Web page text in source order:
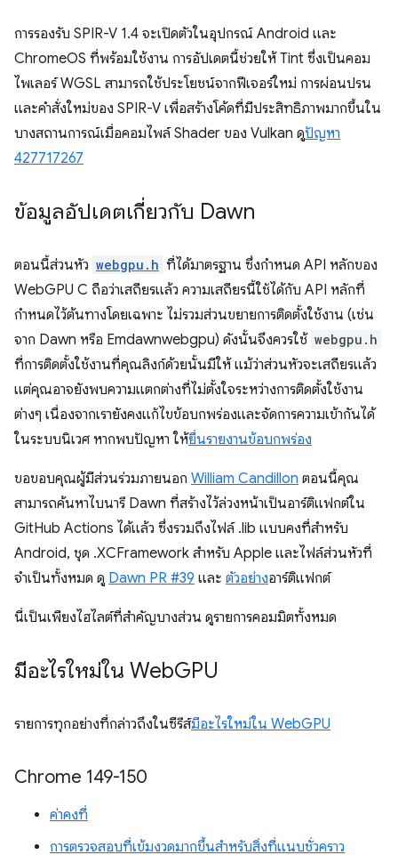
การรองรับ SPIR-V 1.4 จะเปิดตัวในอุปกรณ์ Android และ
ChromeOS ที่พร้อมใช้งาน การอัปเดตนี้ช่วยให้ Tint ซึ่งเป็นคอม
ไพเลอร์ WGSL สามารถใช้ประโยชน์จากฟีเจอร์ใหม่ การผ่อนปรน
และคำสั่งใหม่ของ SPIR-V เพื่อสร้างโค้ดที่มีประสิทธิภาพมากขึ้นใน
บางสถานการณ์เมื่อคอมไพล์ Shader ของ Vulkan ดูปัญหา
427717267
ข้อมูลอัปเดตเกี่ยวกับ Dawn
ตอนนี้ส่วนหัว webgpu.h ที่ได้มาตรฐาน ซึ่งกำหนด API หลักของ
WebGPU C ถือว่าเสถียรแล้ว ความเสถียรนี้ใช้ได้กับ API หลักที่
กำหนดไว้ต้นทางโดยเฉพาะ ไม่รวมส่วนขยายการติดตั้งใช้งาน (เช่น
จาก Dawn หรือ Emdawnwebgpu) ดังนั้นจึงควรใช้ webgpu.h
ที่การติดตั้งใช้งานที่คุณลิงก์ด้วยนั้นมีให้ แม้ว่าส่วนหัวจะเสถียรแล้ว
แต่คุณอาจยังพบความแตกต่างที่ไม่ตั้งใจระหว่างการติดตั้งใช้งาน
ต่างๆ เนื่องจากเรายังคงแก้ไขข้อบกพร่องและจัดการความเข้ากันได้
ในระบบนิเวศ หากพบปัญหา ให้ยื่นรายงานข้อบกพร่อง
ขอขอบคุณผู้มีส่วนร่วมภายนอก William Candillon ตอนนี้คุณ
สามารถค้นหาไบนารี Dawn ที่สร้างไว้ล่วงหน้าเป็นอาร์ติแฟกต์ใน
GitHub Actions ได้แล้ว ซึ่งรวมถึงไฟล์ .lib แบบคงที่สำหรับ
Android, ชุด .XCFramework สำหรับ Apple และไฟล์ส่วนหัวที่
จำเป็นทั้งหมด ดู Dawn PR #39 และ ตัวอย่างอาร์ติแฟกต์
นี่เป็นเพียงไฮไลต์ที่สำคัญบางส่วน ดูรายการคอมมิตทั้งหมด
มีอะไรใหม่ใน WebGPU
รายการทุกอย่างที่กล่าวถึงในซีรีส์มีอะไรใหม่ใน WebGPU
Chrome 149-150
ค่าคงที่
การตรวจสอบที่เข้มงวดมากขึ้นสำหรับสิ่งที่แนบชั่วคราว